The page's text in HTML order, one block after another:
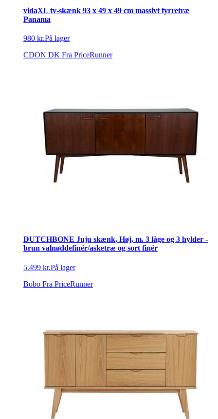
vidaXL tv-skænk 93 x 49 x 49 cm massivt fyrretræ
Panama
980 kr.På lager
CDON DK Fra PriceRunner
DUTCHBONE Juju skænk, Høj, m. 3 låge og 3 hylder -
brun valnøddefinér/asketræ og sort finér
5.499 kr.På lager
Bobo Fra PriceRunner